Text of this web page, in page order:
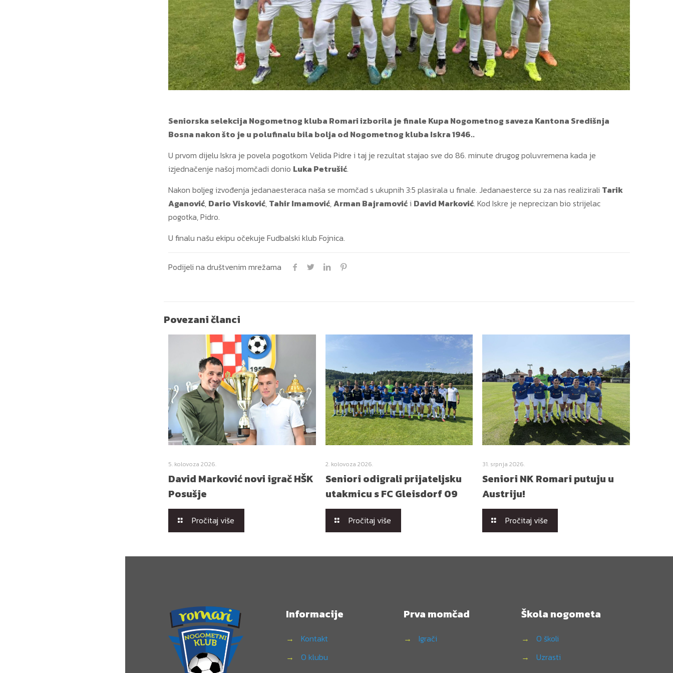
Seniorska selekcija Nogometnog kluba Romari izborila je finale Kupa Nogometnog saveza Kantona Središnja
Bosna nakon što je u polufinalu bila bolja od Nogometnog kluba Iskra 1946..
U prvom dijelu Iskra je povela pogotkom Velida Pidre i taj je rezultat stajao sve do 86. minute drugog poluvremena kada je
izjednačenje našoj momčadi donio Luka Petrušić.
Nakon boljeg izvođenja jedanaesteraca naša se momčad s ukupnih 3:5 plasirala u finale. Jedanaesterce su za nas realizirali Tarik
Aganović, Dario Visković, Tahir Imamović,Arman Bajramovići David Marković. Kod Iskre je neprecizan bio strijelac
pogotka, Pidro.
U finalu našu ekipu očekuje Fudbalski klub Fojnica.
Podijeli na društvenim mrežama
Povezani članci
5. kolovoza 2026.
David Marković novi igrač HŠK
Posušje
Pročitaj više
2. kolovoza 2026.
Seniori odigrali prijateljsku
utakmicu s FC Gleisdorf 09
Pročitaj više
31. srpnja 2026.
Seniori NK Romari putuju u
Austriju!
Pročitaj više
Informacije
→
Kontakt
→
O klubu
Prva momčad
→ Igrači
Škola nogometa
→
O školi
→
Uzrasti